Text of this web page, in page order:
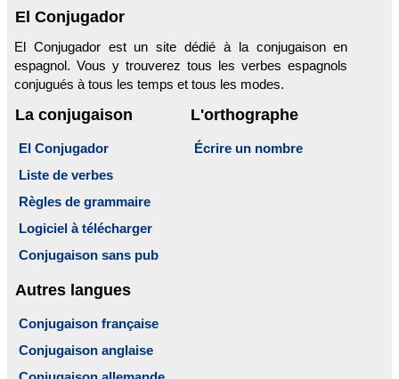
El Conjugador
El Conjugador est un site dédié à la conjugaison en
espagnol. Vous y trouverez tous les verbes espagnols
conjugués à tous les temps et tous les modes.
La conjugaison
El Conjugador
Liste de verbes
Règles de grammaire
Logiciel à télécharger
Conjugaison sans pub
L'orthographe
Écrire un nombre
Autres langues
Conjugaison française
Conjugaison anglaise